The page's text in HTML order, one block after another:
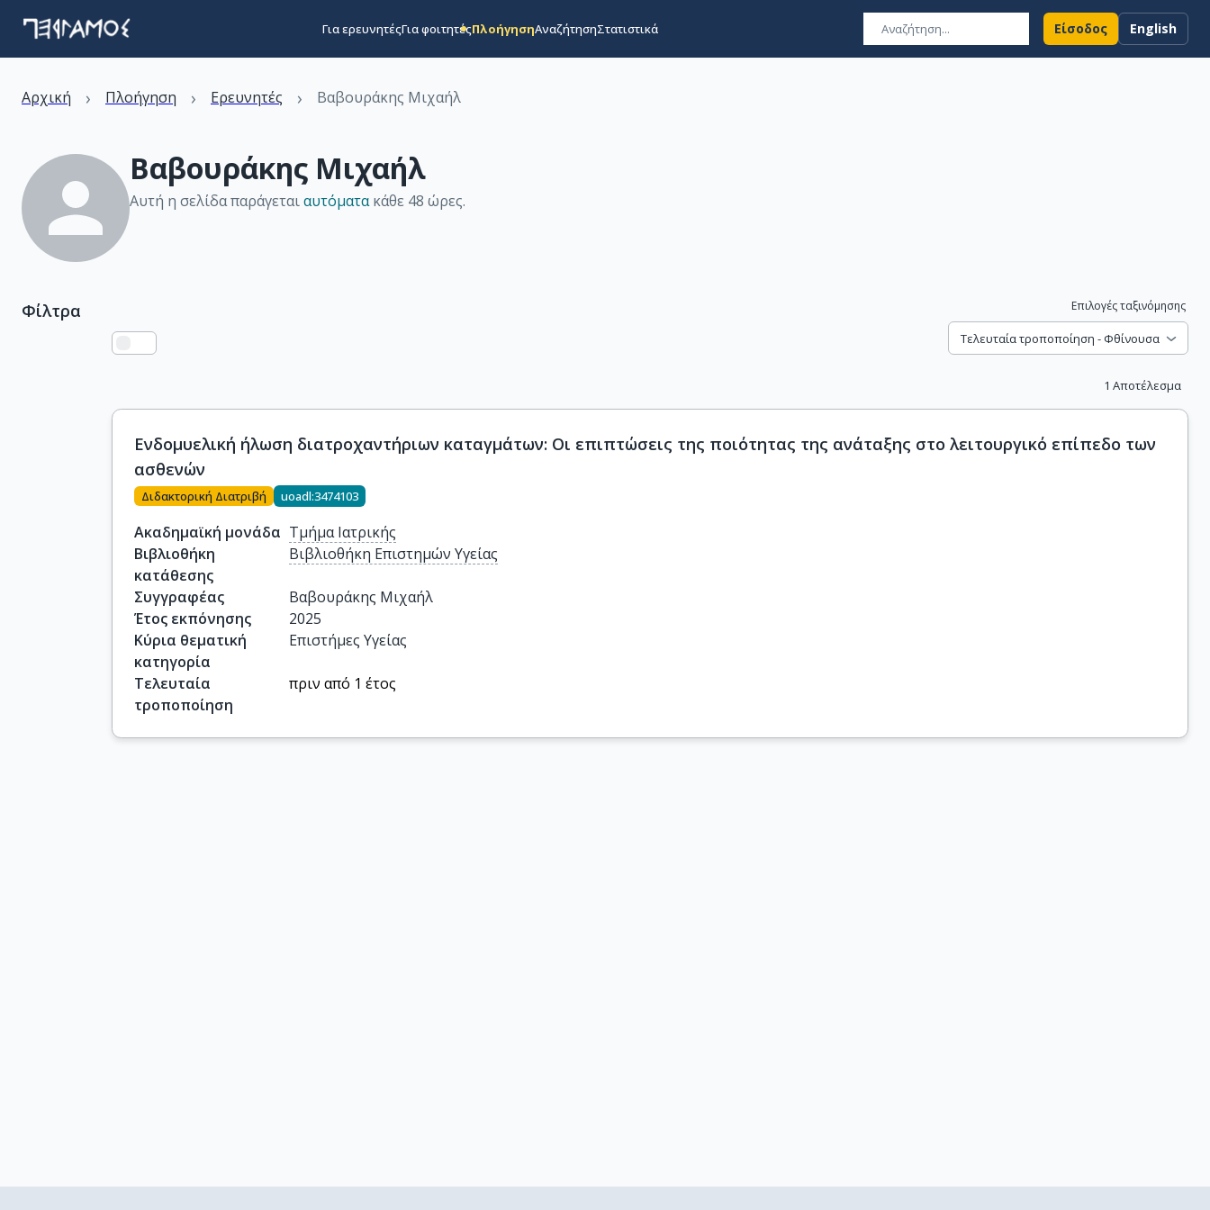
Για ερευνητέςΓια φοιτητέςΠλοήγησηΑναζήτησηΣτατιστικά Είσοδος English
Αρχική › Πλοήγηση › Ερευνητές › Βαβουράκης Μιχαήλ
Βαβουράκης Μιχαήλ
Αυτή η σελίδα παράγεταιαυτόματακάθε 48 ώρες.
Φίλτρα Επιλογές ταξινόμησης
Τελευταία τροποποίηση - Φθίνουσα
1 Αποτέλεσμα
Ενδομυελική ήλωση διατροχαντήριων καταγμάτων: Οι επιπτώσεις της ποιότητας της ανάταξης στο λειτουργικό επίπεδο των
ασθενών
Διδακτορική Διατριβή uoadl:3474103
Ακαδημαϊκή μονάδα Τμήμα Ιατρικής
Βιβλιοθήκη
κατάθεσης
Βιβλιοθήκη Επιστημών Υγείας
Συγγραφέας
Βαβουράκης Μιχαήλ
Έτος εκπόνησης
2025
Κύρια θεματική
κατηγορία
Επιστήμες Υγείας
Τελευταία
τροποποίηση
πριν από 1 έτος